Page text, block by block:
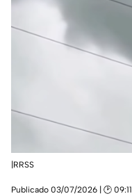
|RRSS
Publicado 03/07/2026 | 🕑 09:11